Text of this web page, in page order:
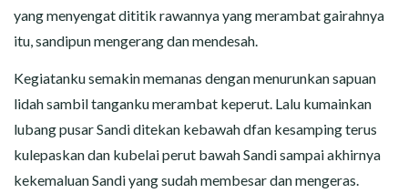
yang menyengat dititik rawannya yang merambat gairahnya
itu, sandipun mengerang dan mendesah.
Kegiatanku semakin memanas dengan menurunkan sapuan
lidah sambil tanganku merambat keperut. Lalu kumainkan
lubang pusar Sandi ditekan kebawah dfan kesamping terus
kulepaskan dan kubelai perut bawah Sandi sampai akhirnya
kekemaluan Sandi yang sudah membesar dan mengeras.